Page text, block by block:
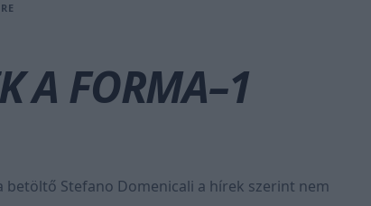
A FORMA–1
betöltő Stefano Domenicali a hírek szerint nem